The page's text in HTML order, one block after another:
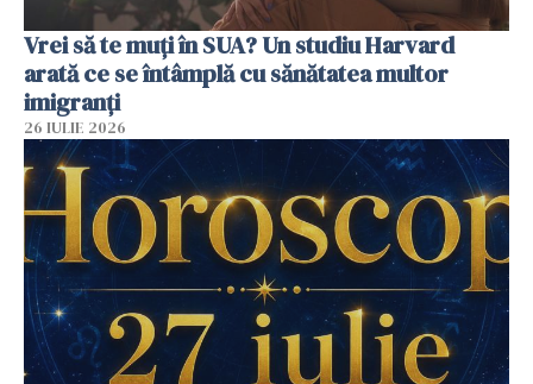
Vrei să te muți în SUA? Un studiu Harvard
arată ce se întâmplă cu sănătatea multor
imigranți
26 IULIE 2026